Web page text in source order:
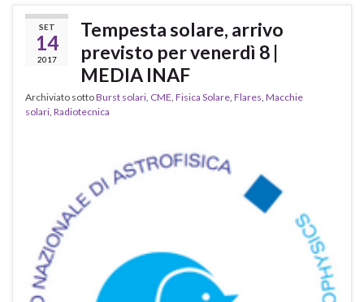
SET
14
2017
Tempesta solare, arrivo
previsto per venerdì 8 |
MEDIA INAF
Archiviato sottoBurst solari CME Fisica Solare Flares Macchie
solari Radiotecnica